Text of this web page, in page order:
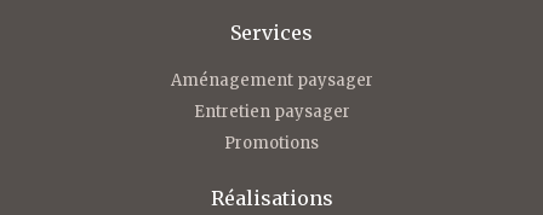
Services
Aménagement paysager
Entretien paysager
Promotions
Réalisations